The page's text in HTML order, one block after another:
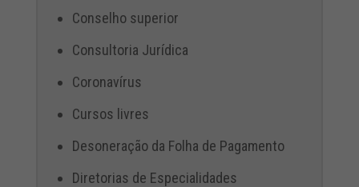
Conselho superior
Consultoria Jurídica
Coronavírus
Cursos livres
Desoneração da Folha de Pagamento
Diretorias de Especialidades